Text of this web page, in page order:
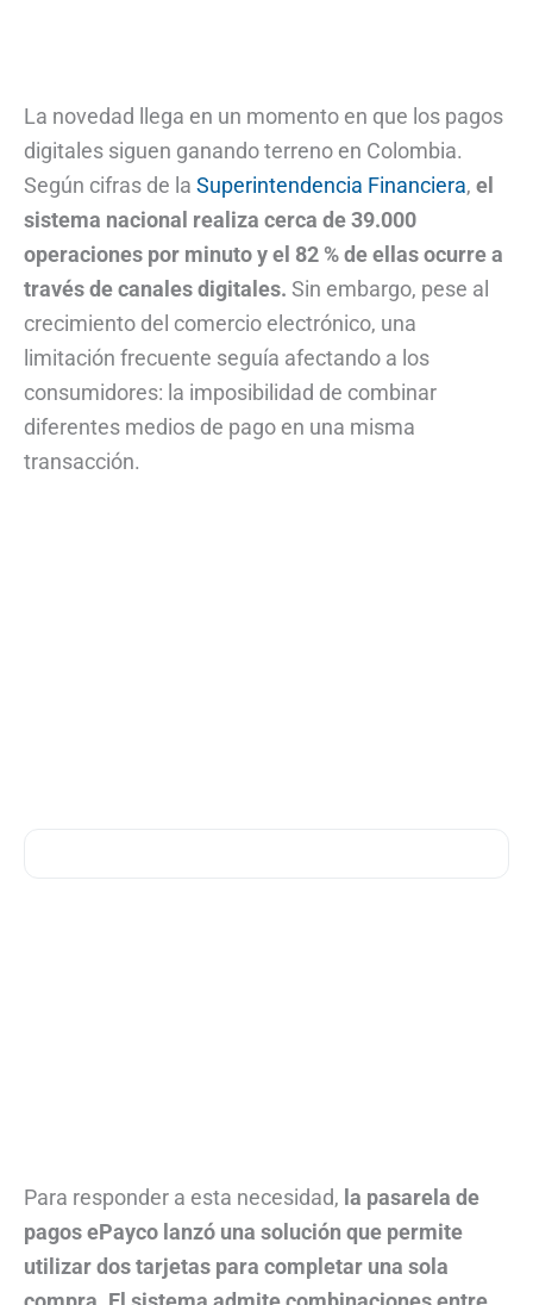
La novedad llega en un momento en que los pagos
digitales siguen ganando terreno en Colombia.
Según cifras de la Superintendencia Financiera, el
sistema nacional realiza cerca de 39.000
operaciones por minuto y el 82 % de ellas ocurre a
través de canales digitales. Sin embargo, pese al
crecimiento del comercio electrónico, una
limitación frecuente seguía afectando a los
consumidores: la imposibilidad de combinar
diferentes medios de pago en una misma
transacción.
Para responder a esta necesidad, la pasarela de
pagos ePayco lanzó una solución que permite
utilizar dos tarjetas para completar una sola